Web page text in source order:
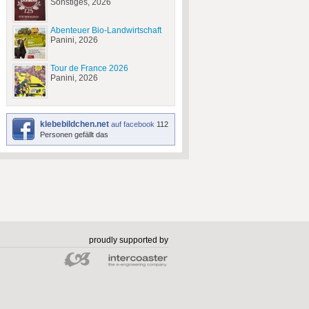
Sonstiges, 2026
Abenteuer Bio-Landwirtschaft
Panini, 2026
Tour de France 2026
Panini, 2026
klebebildchen.netauf facebook 112
Personen gefällt das
proudly supported by